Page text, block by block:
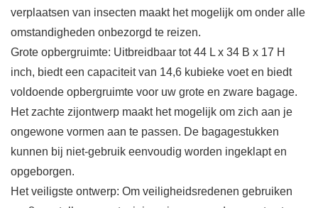
verplaatsen van insecten maakt het mogelijk om onder alle
omstandigheden onbezorgd te reizen.
Grote opbergruimte: Uitbreidbaar tot 44 L x 34 B x 17 H
inch, biedt een capaciteit van 14,6 kubieke voet en biedt
voldoende opbergruimte voor uw grote en zware bagage.
Het zachte zijontwerp maakt het mogelijk om zich aan je
ongewone vormen aan te passen. De bagagestukken
kunnen bij niet-gebruik eenvoudig worden ingeklapt en
opgeborgen.
Het veiligste ontwerp: Om veiligheidsredenen gebruiken